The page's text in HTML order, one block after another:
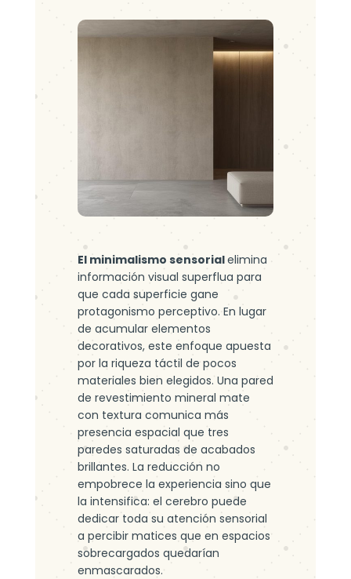
El minimalismo sensorialelimina
información visual superflua para
que cada superficie gane
protagonismo perceptivo. En lugar
de acumular elementos
decorativos, este enfoque apuesta
por la riqueza táctil de pocos
materiales bien elegidos. Una pared
de revestimiento mineral mate
con textura comunica más
presencia espacial que tres
paredes saturadas de acabados
brillantes. La reducción no
empobrece la experiencia sino que
la intensifica: el cerebro puede
dedicar toda su atención sensorial
a percibir matices que en espacios
sobrecargados quedarían
enmascarados.